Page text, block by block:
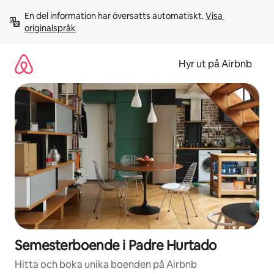
innehåll
En del information har översatts automatiskt. Visa
originalspråk
Hyr ut på Airbnb
Semesterboende i Padre Hurtado
Hitta och boka unika boenden på Airbnb